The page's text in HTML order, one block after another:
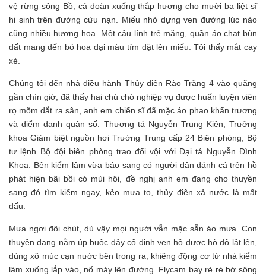
vệ rừng sông Bồ, cả đoàn xuống thắp hương cho mười ba liệt sĩ
hi sinh trên đường cứu nạn. Miếu nhỏ dựng ven đường lúc nào
cũng nhiều hương hoa. Một cậu lính trẻ măng, quần áo chạt bùn
đất mang đến bó hoa dại màu tím đặt lên miếu. Tôi thấy mắt cay
xè.
Chúng tôi đến nhà điều hành Thủy điện Rào Trăng 4 vào quãng
gần chín giờ, đã thấy hai chú chó nghiệp vụ được huấn luyện viên
rọ mõm dắt ra sân, anh em chiến sĩ đã mặc áo phao khẩn trương
và điểm danh quân số. Thượng tá Nguyễn Trung Kiên, Trưởng
khoa Giám biệt nguồn hơi Trường Trung cấp 24 Biên phòng, Bộ
tư lệnh Bộ đội biên phòng trao đổi vội với Đại tá Nguyễn Đình
Khoa: Bên kiểm lâm vừa báo sang có người dân đánh cá trên hồ
phát hiện bãi bồi có mùi hôi, đề nghị anh em đang cho thuyền
sang đó tìm kiếm ngay, kẻo mưa to, thủy điện xả nước là mất
dấu.
Mưa ngơi đôi chút, dù vậy mọi người vẫn mặc sẵn áo mưa. Con
thuyền đang nằm úp buộc dây cố định ven hồ được hò dô lật lên,
dùng xô múc cạn nước bên trong ra, khiêng động cơ từ nhà kiểm
lâm xuống lắp vào, nổ máy lên đường. Flycam bay rè rè bờ sông